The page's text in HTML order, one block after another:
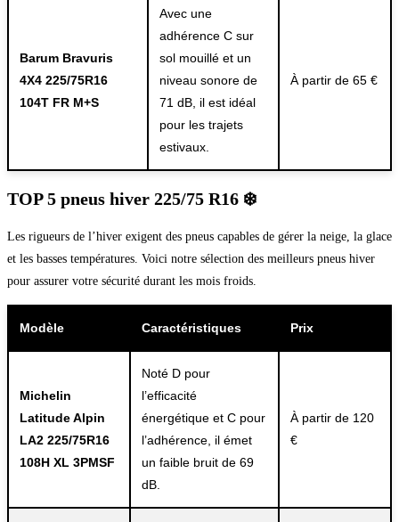
Barum Bravuris
4X4 225/75R16
104T FR M+S
Avec une
adhérence C sur
sol mouillé et un
niveau sonore de
71 dB, il est idéal
pour les trajets
estivaux.
À partir de 65 €
TOP 5 pneus hiver 225/75 R16 ❄️
Les rigueurs de l’hiver exigent des pneus capables de gérer la neige, la glace
et les basses températures. Voici notre sélection des meilleurs pneus hiver
pour assurer votre sécurité durant les mois froids.
Modèle Caractéristiques Prix
Michelin
Latitude Alpin
LA2 225/75R16
108H XL 3PMSF
Noté D pour
l’efficacité
énergétique et C pour
l’adhérence, il émet
un faible bruit de 69
dB.
À partir de 120
€